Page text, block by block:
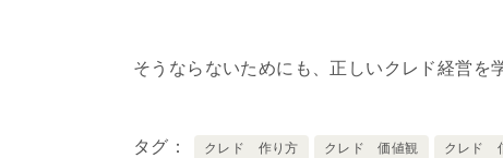
そうならないためにも、正しいクレド経営を
タグ クレド 作り方 クレド 価値観 クレド